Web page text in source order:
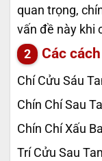
quan trọng,
vấn đề này khi
Các
Chí Cửu Sáu
Chín Chí Sau
Chín Chí Xấu Ba
Trí Cửu Sau